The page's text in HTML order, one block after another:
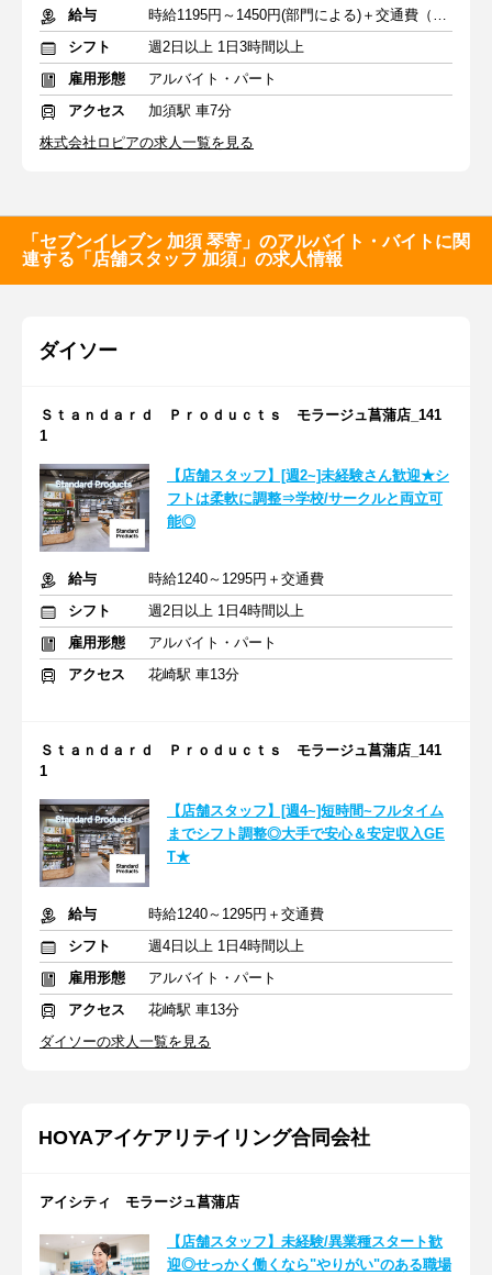
給与
時給1195円～1450円(部門による)＋交通費（社内規定）
シフト
週2日以上 1日3時間以上
雇用形態
アルバイト・パート
アクセス
加須駅 車7分
株式会社ロピアの求人一覧を見る
「セブンイレブン 加須 琴寄」のアルバイト・バイトに関
連する「店舗スタッフ 加須」の求人情報
ダイソー
Ｓｔａｎｄａｒｄ Ｐｒｏｄｕｃｔｓ モラージュ菖蒲店_141
1
【店舗スタッフ】[週2~]未経験さん歓迎★シ
フトは柔軟に調整⇒学校/サークルと両立可
能◎
給与
時給1240～1295円＋交通費
シフト
週2日以上 1日4時間以上
雇用形態
アルバイト・パート
アクセス
花崎駅 車13分
Ｓｔａｎｄａｒｄ Ｐｒｏｄｕｃｔｓ モラージュ菖蒲店_141
1
【店舗スタッフ】[週4~]短時間~フルタイム
までシフト調整◎大手で安心＆安定収入GE
T★
給与
時給1240～1295円＋交通費
シフト
週4日以上 1日4時間以上
雇用形態
アルバイト・パート
アクセス
花崎駅 車13分
ダイソーの求人一覧を見る
HOYAアイケアリテイリング合同会社
アイシティ モラージュ菖蒲店
【店舗スタッフ】未経験/異業種スタート歓
迎◎せっかく働くなら"やりがい"のある職場